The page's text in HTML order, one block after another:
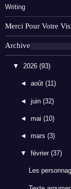
Writing
Merci Pour Votre
Archive
▼ 2026 (93)
◄août(11)
◄juin(32)
◄mai(10)
◄mars(3)
▼février(37)
Les